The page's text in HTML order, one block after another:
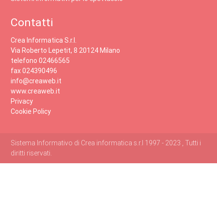
Contatti
Crea Informatica S.r.l.
Via Roberto Lepetit, 8 20124 Milano
telefono 02466565
fax 024390496
info@creaweb.it
www.creaweb.it
Privacy
Cookie Policy
Sistema Informativo di Crea informatica s.r.l 1997 - 2023 , Tutti i
diritti riservati.